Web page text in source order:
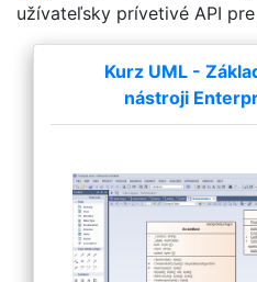
užívateľsky prívetivé API
Kurz UML -
nástroji